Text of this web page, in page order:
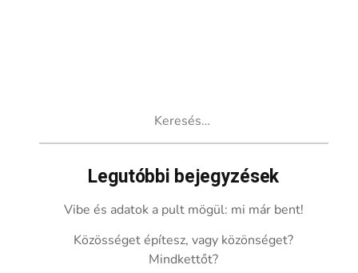
Legutóbbi bejegyzések
Vibe és adatok a pult mögül: mi már bent!
Közösséget építesz, vagy közönséget?
Mindkettőt?